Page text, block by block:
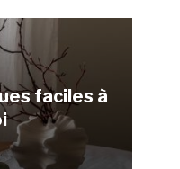
faciles à